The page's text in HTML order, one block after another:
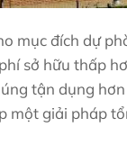
mục đích dự
sở hữu thấp
tận dụng
một giải pháp